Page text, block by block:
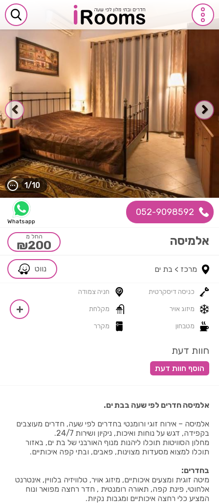
052-9098592
Whatsapp
החל מ
₪200
נווט
1/10
אלמיסה
מרכז > בת ים
כניסה דיסקרטית חניה צמודה
מיזוג אויר מקלחת
מטבחון מקרר
חוות דעת
אלמיסה חדרים לפי שעה בבת ים.
אלמיסה – אירוח זוגי ורומנטי בחדרים לפי שעה, חדרים מעוצבים
בקפידה, דגש על נוחות ואיכות, ניקיון ושירות 24/7.
מחלון הסוויטות תוכלו ליהנות מנוף האורבני של בת ים, באזור
תוכלו למצוא מסעדות מצוינות, פאבים, ובתי קפה איכותיים.
בחדרים:
מיטה זוגית ומצעים איכותיים, מיזוג אויר, טלוויזיה בלוויין, אינטרנט
אלחוטי, פינת קפה, תאורה רומנטית , חדר רחצה מפואר ונוח
המציע כלי רחצה איכותיים ומגבות נקיות.